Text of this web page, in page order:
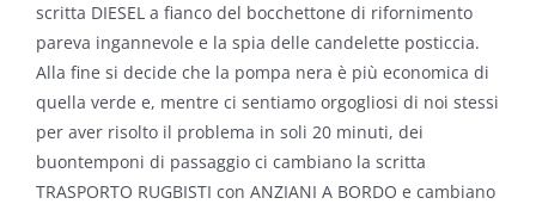
scritta DIESEL a fianco del bocchettone di rifornimento
pareva ingannevole e la spia delle candelette posticcia.
Alla fine si decide che la pompa nera è più economica di
quella verde e, mentre ci sentiamo orgogliosi di noi stessi
per aver risolto il problema in soli 20 minuti, dei
buontemponi di passaggio ci cambiano la scritta
TRASPORTO RUGBISTI con ANZIANI A BORDO e cambiano